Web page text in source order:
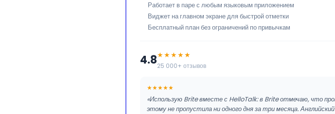
Работает в паре с любым языковым приложением
Виджет на главном экране для быстрой отметки
Бесплатный план без ограничений по привычкам
4.8★★★★★
25 000+ отзывов
★★★★★
«Использую Brite вместе с HelloTalk: в Brite отмечаю, что
этому не пропустила ни одного дня за три месяца.